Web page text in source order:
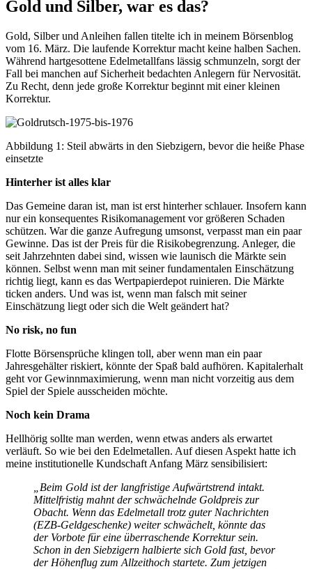
Gold und Silber, war es das?
Gold, Silber und Anleihen fallen titelte ich in meinem Börsenblog
vom 16. März. Die laufende Korrektur macht keine halben Sachen.
Während hartgesottene Edelmetallfans lässig schmunzeln, sorgt der
Fall bei manchen auf Sicherheit bedachten Anlegern für Nervosität.
Zu Recht, denn jede große Korrektur beginnt mit einer kleinen
Korrektur.
Abbildung 1: Steil abwärts in den Siebzigern, bevor die heiße Phase
einsetzte
Hinterher ist alles klar
Das Gemeine daran ist, man ist erst hinterher schlauer. Insofern kann
nur ein konsequentes Risikomanagement vor größeren Schaden
schützen. War die ganze Aufregung umsonst, verpasst man ein paar
Gewinne. Das ist der Preis für die Risikobegrenzung. Anleger, die
seit Jahrzehnten dabei sind, wissen wie launisch die Märkte sein
können. Selbst wenn man mit seiner fundamentalen Einschätzung
richtig liegt, kann es das Wertpapierdepot ruinieren. Die Märkte
ticken anders. Und was ist, wenn man falsch mit seiner
Einschätzung liegt oder sich die Welt geändert hat?
No risk, no fun
Flotte Börsensprüche klingen toll, aber wenn man ein paar
Jahresgehälter riskiert, könnte der Spaß bald aufhören. Kapitalerhalt
geht vor Gewinnmaximierung, wenn man nicht vorzeitig aus dem
Spiel der Spiele ausscheiden möchte.
Noch kein Drama
Hellhörig sollte man werden, wenn etwas anders als erwartet
verläuft. So wie bei den Edelmetallen. Auf diesen Aspekt hatte ich
meine institutionelle Kundschaft Anfang März sensibilisiert:
„Beim Gold ist der langfristige Aufwärtstrend intakt.
Mittelfristig mahnt der schwächelnde Goldpreis zur
Obacht. Wenn das Edelmetall trotz guter Nachrichten
(EZB-Geldgeschenke) weiter schwächelt, könnte das
der Vorbote für eine überraschende Korrektur sein.
Schon in den Siebzigern halbierte sich Gold fast, bevor
der Höhenflug zum Allzeithoch startete. Zum jetzigen